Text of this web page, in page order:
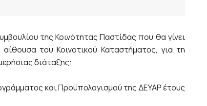
της Κοινότητας Παστίδας που θα γίνει
του Κοινοτικού Καταστήματος, για τη
διάταξης:
και Προϋπολογισμού της ΔΕΥΑΡ έτους